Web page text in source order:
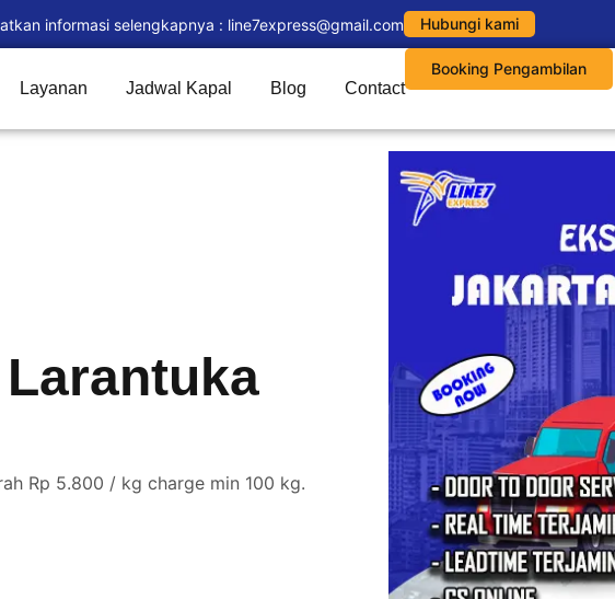
informasi selengkapnya : line7express@gmail.com Hubungi kami
Layanan Jadwal Kapal Blog Contact
Booking Pengambilan
Rp 5.800 / kg charge min 100 kg.